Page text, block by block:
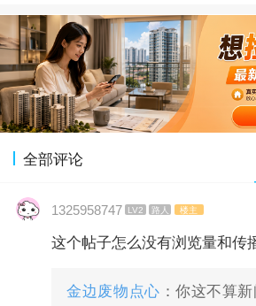
全部评论
1325958747 LV2 路人 楼主
这个帖子怎么没有浏览量和传
金边废物点心 ：你这不算